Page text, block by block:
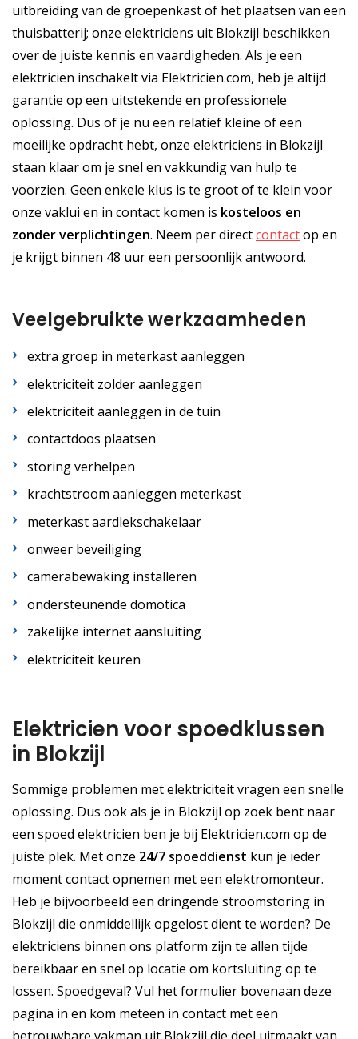
uitbreiding van de groepenkast of het plaatsen van een
thuisbatterij; onze elektriciens uit Blokzijl beschikken
over de juiste kennis en vaardigheden. Als je een
elektricien inschakelt via Elektricien.com, heb je altijd
garantie op een uitstekende en professionele
oplossing. Dus of je nu een relatief kleine of een
moeilijke opdracht hebt, onze elektriciens in Blokzijl
staan klaar om je snel en vakkundig van hulp te
voorzien. Geen enkele klus is te groot of te klein voor
onze vaklui en in contact komen is kosteloos en
zonder verplichtingen. Neem per directcontactop en
je krijgt binnen 48 uur een persoonlijk antwoord.
Veelgebruikte werkzaamheden
extra groep in meterkast aanleggen
elektriciteit zolder aanleggen
elektriciteit aanleggen in de tuin
contactdoos plaatsen
storing verhelpen
krachtstroom aanleggen meterkast
meterkast aardlekschakelaar
onweer beveiliging
camerabewaking installeren
ondersteunende domotica
zakelijke internet aansluiting
elektriciteit keuren
Elektricien voor spoedklussen
in Blokzijl
Sommige problemen met elektriciteit vragen een snelle
oplossing. Dus ook als je in Blokzijl op zoek bent naar
een spoed elektricien ben je bij Elektricien.com op de
juiste plek. Met onze 24/7 spoeddienst kun je ieder
moment contact opnemen met een elektromonteur.
Heb je bijvoorbeeld een dringende stroomstoring in
Blokzijl die onmiddellijk opgelost dient te worden? De
elektriciens binnen ons platform zijn te allen tijde
bereikbaar en snel op locatie om kortsluiting op te
lossen. Spoedgeval? Vul het formulier bovenaan deze
pagina in en kom meteen in contact met een